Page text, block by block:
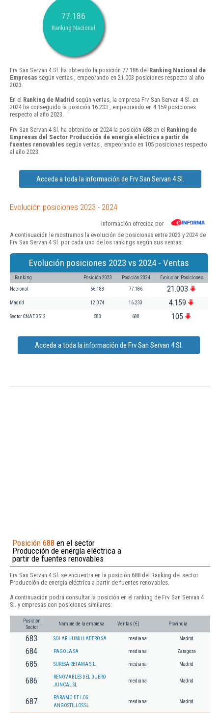
77.186
Ranking Nacional
Frv San Servan 4 Sl. ha obtenido la posición 77.186 del Ranking Nacional de
Empresas según ventas , empeorando en 21.003 posiciones respecto al año
2023.
En el Ranking de Madrid según ventas, la empresa Frv San Servan 4 Sl. en
2024 ha conseguido la posición 16.233 , empeorando en 4.159 posiciones
respecto al año 2023.
Frv San Servan 4 Sl. ha obtenido en 2024 la posición 688 en el Ranking de
Empresas del Sector Producción de energía eléctrica a partir de
fuentes renovables según ventas , empeorando en 105 posiciones respecto
al año 2023.
Acceda a toda la información de Frv San Servan 4 Sl.
Evolución posiciones 2023 - 2024
Información ofrecida por
A continuación le mostramos la evolución de posiciones entre 2023 y 2024 de
Frv San Servan 4 Sl. por cada uno de los rankings según sus ventas:
Evolución posiciones 2023 vs 2024 - Ventas
Ranking Posición 2023 Posición 2024 Evolución Posiciones
Nacional 56.183 77.186 21.003
Madrid 12.074 16.233 4.159
Sector CNAE 3512 583 688 105
Acceda a toda la información de Frv San Servan 4 Sl.
Posición 688 en el sector
Producción de energía eléctrica a
partir de fuentes renovables
Frv San Servan 4 Sl. se encuentra en la posición 688 del Ranking del sector
Producción de energía eléctrica a partir de fuentes renovables.
A continuación podrá consultar la posición en el ranking de Frv San Servan 4
Sl. y empresas con posiciones similares:
Posición
Sector
Nombre de la empresa Ventas (€) Provincia
683 SOLAR HUMILLADERO SA mediana Madrid
684 PAGOLA SA mediana Zaragoza
685 SURESA RETAMA S.L. mediana Madrid
686
RENOVABLES DEL DUERO
JUNCAL SL
mediana Madrid
687
PARAMO DE LOS
ANGOSTILLOS SL
mediana Madrid